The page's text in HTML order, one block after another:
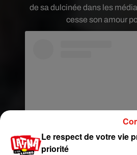
de sa dulcinée dans les
cesse son amour
Le respect de votre vie
priorité